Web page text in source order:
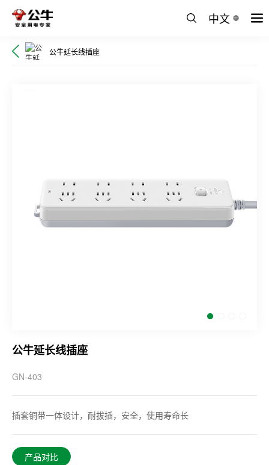
中文
公牛延长线插座
公牛延长线插座
GN-403
插套铜带一体设计，耐拔插，安全，使用寿命长
产品对比